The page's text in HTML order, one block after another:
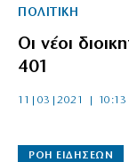
ΠΟΛΙΤΙΚΗ
Οι νέοι
401
11|03|2021 | 10:13
ΡΟΗ ΕΙΔΗΣΕΩΝ